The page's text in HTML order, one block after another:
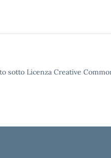
sotto Licenza Creative